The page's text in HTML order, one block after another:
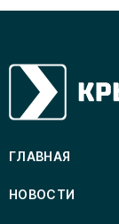
ГЛАВНАЯ
НОВОСТИ